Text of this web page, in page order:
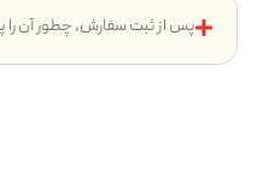
پس از ثبت سفارش، چطور آن